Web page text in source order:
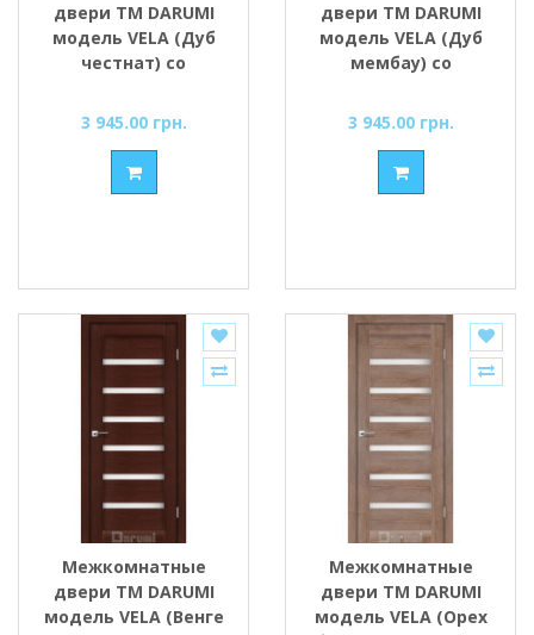
двери ТМ DARUMI
модель VELA (Дуб
честнат) со
3 945.00 грн.
двери ТМ DARUMI
модель VELA (Дуб
мембау) со
3 945.00 грн.
Межкомнатные
двери ТМ DARUMI
модель VELA (Венге
Межкомнатные
двери ТМ DARUMI
модель VELA (Орех